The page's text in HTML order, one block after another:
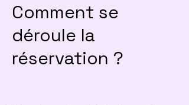
Comment se
déroule la
réservation ?